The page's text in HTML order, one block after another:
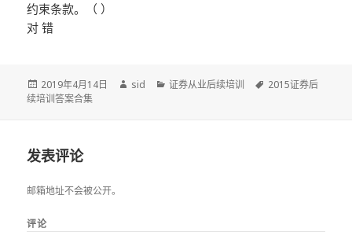
约束条款。（ ）
对 错
发
布
2019年4月14日
作
sid
分
证券从业后续培训
标
2015证券后
续培训答案合集
发表评论
邮箱地址不会被公开。
评论